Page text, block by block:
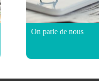
On parle de nous